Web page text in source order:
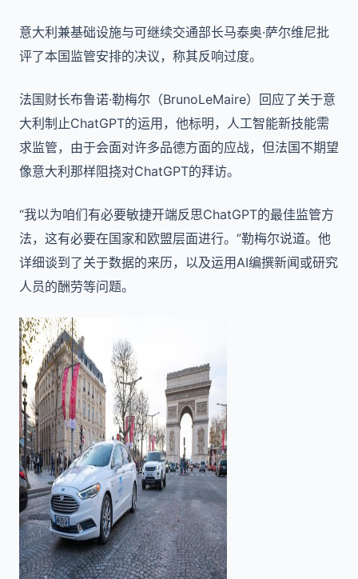
意大利兼基础设施与可继续交通部长马泰奥·萨尔维尼批
评了本国监管安排的决议，称其反响过度。
法国财长布鲁诺·勒梅尔（BrunoLeMaire）回应了关于意
大利制止ChatGPT的运用，他标明，人工智能新技能需
求监管，由于会面对许多品德方面的应战，但法国不期望
像意大利那样阻挠对ChatGPT的拜访。
“我以为咱们有必要敏捷开端反思ChatGPT的最佳监管方
法，这有必要在国家和欧盟层面进行。”勒梅尔说道。他
详细谈到了关于数据的来历，以及运用AI编撰新闻或研究
人员的酬劳等问题。